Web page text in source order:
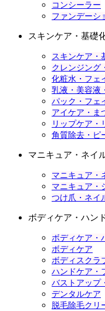
コンシーラー
ファンデーシ
スキンケア・基礎
スキンケア・
クレンジング
化粧水・フェ
乳液・美容液
パック・フェ
アイケア・ま
リップケア・
角質除去・ピ
マニキュア・ネイ
マニキュア・
マニキュア・
つけ爪・ネイ
ボディケア・ハン
ボディケア・
ボディケア
ボディスクラ
ハンドケア・
バストアップ
デンタルケア
脱毛除毛クリ